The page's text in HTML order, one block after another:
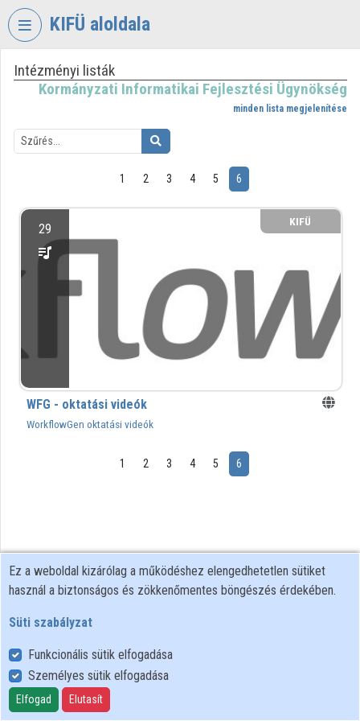
Fejléc kihagyása
KIFÜ aloldala
VIDEOTORIUM
INFORMATIKAI
FEJLESZTÉSI
Bejelentkezés
Intézményi listák
Közreműködők
Intézményi listák
Kormányzati Informatikai Fejlesztési Ügynökség
minden lista megjelenítése
1 2 3 4 5 6
KIFÜ
29
WFG - oktatási videók
WorkflowGen oktatási videók
1 2 3 4 5 6
Felhasználói szabályzat
Adatkezelési tájékoztató
Süti szabályzat
Ez a weboldal kizárólag a működéshez elengedhetetlen sütiket
használ a biztonságos és zökkenőmentes böngészés érdekében.
Süti szabályzat
Funkcionális sütik elfogadása
Személyes sütik elfogadása
Elfogad Elutasít